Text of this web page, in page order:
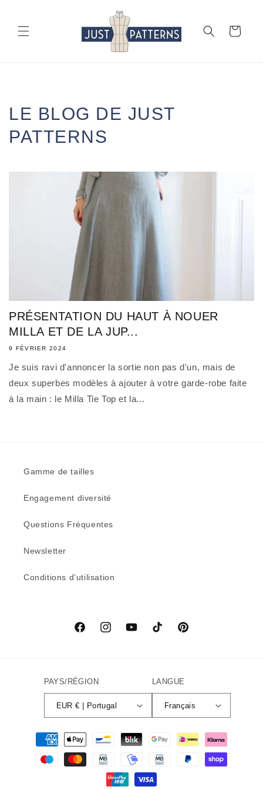
au
contenu
Panier
LE BLOG DE JUST
PATTERNS
PRÉSENTATION DU HAUT À NOUER
MILLA ET DE LA JUP...
9 FÉVRIER 2024
Je suis ravi d'annoncer la sortie non pas d'un, mais de
deux superbes modèles à ajouter à votre garde-robe faite
à la main : le Milla Tie Top et la...
Gamme de tailles
Engagement diversité
Questions Fréquentes
Newsletter
Conditions d'utilisation
FacebookInstagramYouTubeTikTok Pinterest
PAYS/RÉGION
EUR € | Portugal
LANGUE
Français
Moyens
paiement